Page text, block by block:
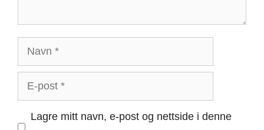
Navn
post
Lagre mitt navn, e-post og nettside i denne